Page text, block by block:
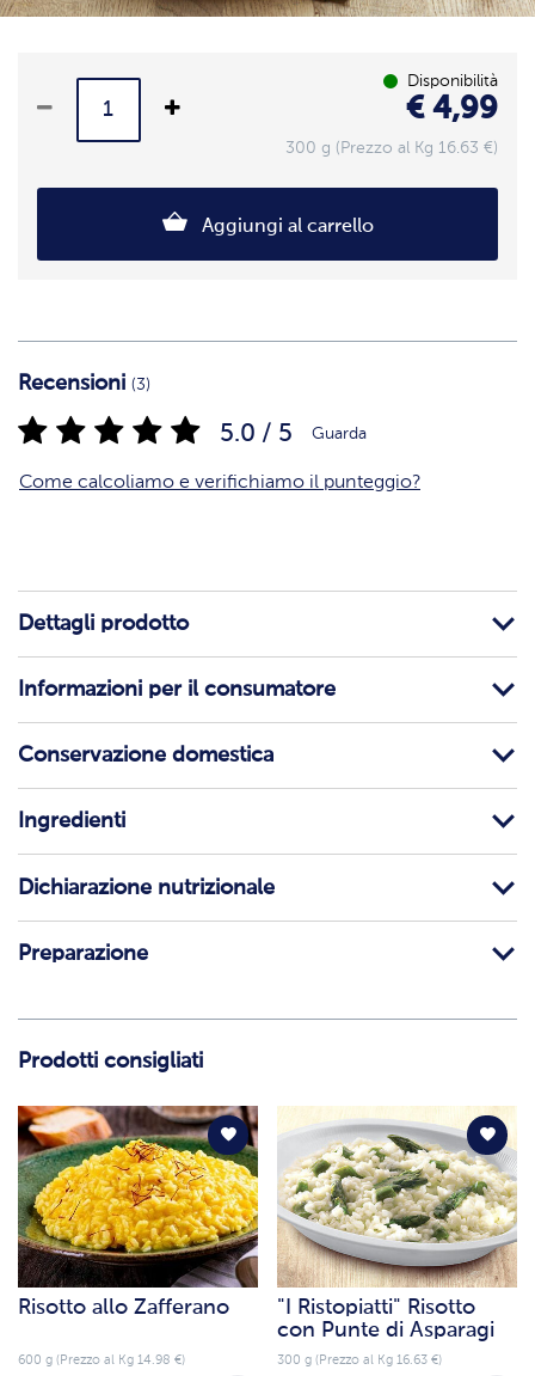
Disponibilità
€ 4,99
300 g (Prezzo al Kg 16.63 €)
Aggiungi al carrello
Recensioni (3)
5.0 / 5 Guarda
Come calcoliamo e verifichiamo il punteggio?
Dettagli prodotto
Informazioni per il consumatore
Conservazione domestica
Ingredienti
Dichiarazione nutrizionale
Preparazione
Prodotti consigliati
Risotto allo Zafferano
600 g (Prezzo al Kg 14.98 €)
"I Ristopiatti" Risotto
con Punte di Asparagi
300 g (Prezzo al Kg 16.63 €)